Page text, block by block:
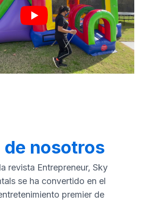
nosotros
revista Entrepreneur, Sky
se ha convertido en el
premier de